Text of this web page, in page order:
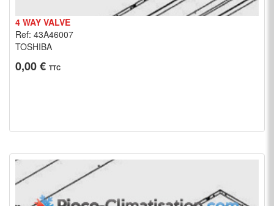
4 WAY VALVE
Ref: 43A46007
TOSHIBA
0,00 € TTC